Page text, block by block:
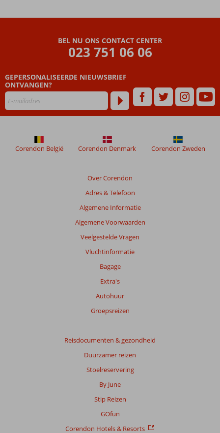
Beoordelingen
dan
48
niet
weergegeven
om
BEL NU ONS CONTACT CENTER
023 751 06 06
GEPERSONALISEERDE NIEUWSBRIEF
ONTVANGEN?
Over Corendon
Adres & Telefoon
Algemene Informatie
Algemene Voorwaarden
Veelgestelde Vragen
Vluchtinformatie
Bagage
Extra's
Autohuur
Groepsreizen
Reisdocumenten & gezondheid
Duurzamer reizen
Stoelreservering
By June
Stip Reizen
GOfun
Corendon Hotels & Resorts
Corendon België Corendon Denmark Corendon Zweden